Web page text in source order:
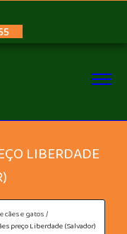
LIBERDADE
cães e gatos
preço Liberdade (Salvador)